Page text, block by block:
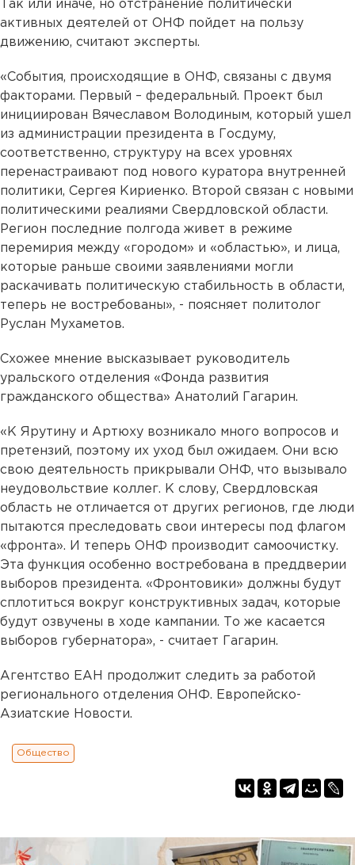
Так или иначе, но отстранение политически
активных деятелей от ОНФ пойдет на пользу
движению, считают эксперты.
«События, происходящие в ОНФ, связаны с двумя
факторами. Первый – федеральный. Проект был
инициирован Вячеславом Володиным, который ушел
из администрации президента в Госдуму,
соответственно, структуру на всех уровнях
перенастраивают под нового куратора внутренней
политики, Сергея Кириенко. Второй связан с новыми
политическими реалиями Свердловской области.
Регион последние полгода живет в режиме
перемирия между «городом» и «областью», и лица,
которые раньше своими заявлениями могли
раскачивать политическую стабильность в области,
теперь не востребованы», - поясняет политолог
Руслан Мухаметов.
Схожее мнение высказывает руководитель
уральского отделения «Фонда развития
гражданского общества» Анатолий Гагарин.
«К Ярутину и Артюху возникало много вопросов и
претензий, поэтому их уход был ожидаем. Они всю
свою деятельность прикрывали ОНФ, что вызывало
неудовольствие коллег. К слову, Свердловская
область не отличается от других регионов, где люди
пытаются преследовать свои интересы под флагом
«фронта». И теперь ОНФ производит самоочистку.
Эта функция особенно востребована в преддверии
выборов президента. «Фронтовики» должны будут
сплотиться вокруг конструктивных задач, которые
будут озвучены в ходе кампании. То же касается
выборов губернатора», - считает Гагарин.
Агентство ЕАН продолжит следить за работой
регионального отделения ОНФ. Европейско-
Азиатские Новости.
Общество